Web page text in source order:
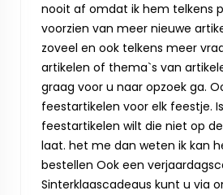
nooit af omdat ik hem telkens
voorzien van meer nieuwe
zoveel en ook telkens meer
artikelen of thema`s van
graag voor u naar opzoek ga.
feestartikelen voor elk feestje.
feestartikelen wilt die niet op
laat. het me dan weten ik kan
bestellen Ook een
Sinterklaascadeaus kunt u via